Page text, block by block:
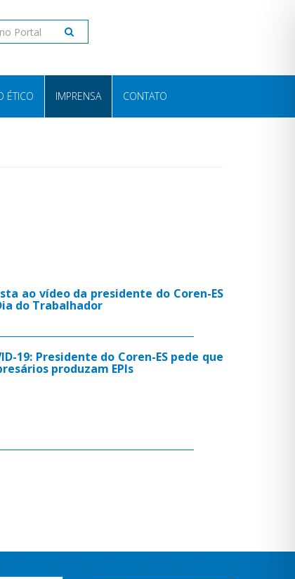
ÉTICO IMPRENSA CONTATO
ao vídeo da presidente do Coren-ES
do Trabalhador
19: Presidente do Coren-ES pede que
produzam EPIs